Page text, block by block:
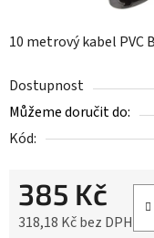
10 metrový kabel PVC
Dostupnost
Můžeme doručit do:
Kód:
385 Kč
318,18 Kč bez DPH